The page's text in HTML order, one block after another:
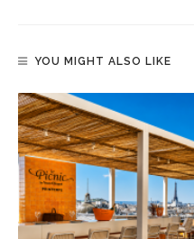
YOU MIGHT ALSO LIKE